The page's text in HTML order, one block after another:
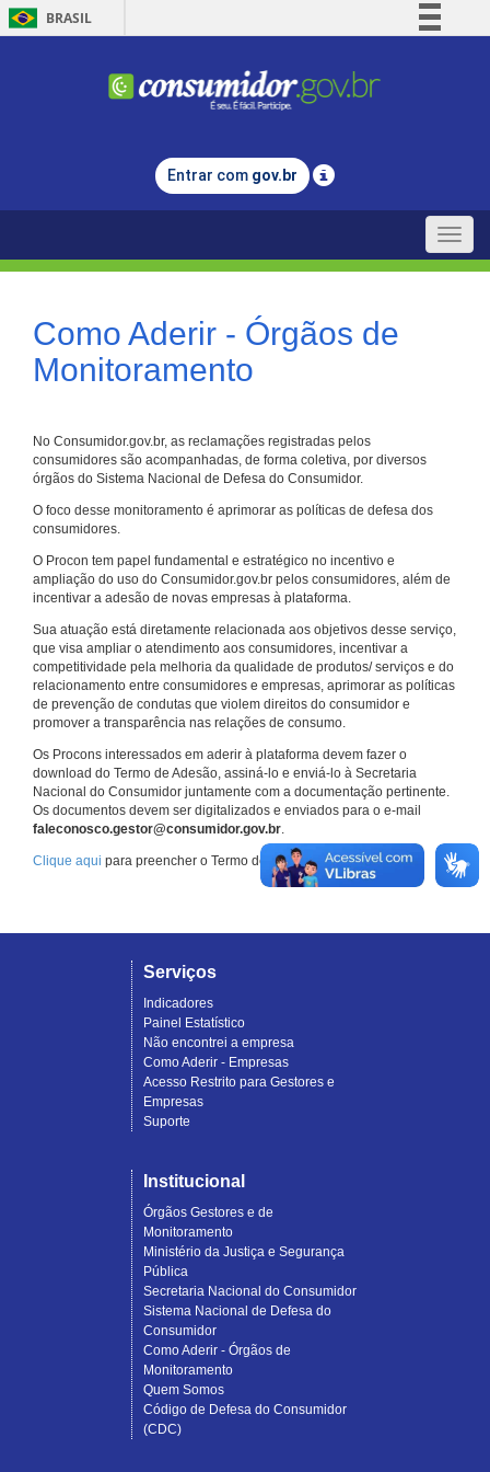
BRASIL
Comunica BR
Legislação
Entrar com gov.br
Toggle
Como Aderir - Órgãos de
Monitoramento
No Consumidor.gov.br, as reclamações registradas pelos
consumidores são acompanhadas, de forma coletiva, por diversos
órgãos do Sistema Nacional de Defesa do Consumidor.
O foco desse monitoramento é aprimorar as políticas de defesa dos
consumidores.
O Procon tem papel fundamental e estratégico no incentivo e
ampliação do uso do Consumidor.gov.br pelos consumidores, além de
incentivar a adesão de novas empresas à plataforma.
Sua atuação está diretamente relacionada aos objetivos desse serviço,
que visa ampliar o atendimento aos consumidores, incentivar a
competitividade pela melhoria da qualidade de produtos/ serviços e do
relacionamento entre consumidores e empresas, aprimorar as políticas
de prevenção de condutas que violem direitos do consumidor e
promover a transparência nas relações de consumo.
Os Procons interessados em aderir à plataforma devem fazer o
download do Termo de Adesão, assiná-lo e enviá-lo à Secretaria
Nacional do Consumidor juntamente com a documentação pertinente.
Os documentos devem ser digitalizados e enviados para o e-mail
faleconosco.gestor@consumidor.gov.br.
Clique aqui para preencher o Termo de Adesão.
Serviços
Indicadores
Painel Estatístico
Não encontrei a empresa
Como Aderir - Empresas
Acesso Restrito para Gestores e
Empresas
Suporte
Institucional
Órgãos Gestores e de
Monitoramento
Ministério da Justiça e Segurança
Pública
Secretaria Nacional do Consumidor
Sistema Nacional de Defesa do
Consumidor
Como Aderir - Órgãos de
Monitoramento
Quem Somos
Código de Defesa do Consumidor
(CDC)